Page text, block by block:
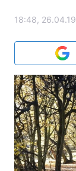
18:48, 26.04.19